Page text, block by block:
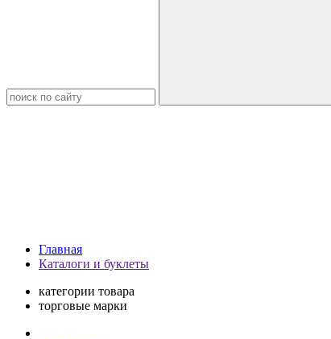
Главная
Каталоги и буклеты
категории товара
торговые марки